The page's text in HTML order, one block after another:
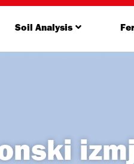
Soil Analysis